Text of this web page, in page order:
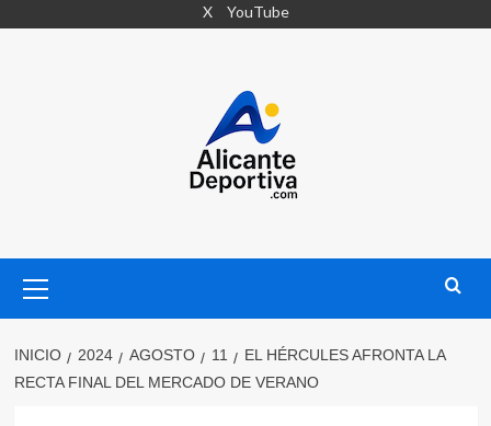
X YouTube
primario
INICIO 2024 AGOSTO 11
EL HÉRCULES AFRONTA LA
RECTA FINAL DEL MERCADO DE VERANO